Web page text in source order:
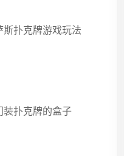
扑克牌游戏玩法
装扑克牌的盒子